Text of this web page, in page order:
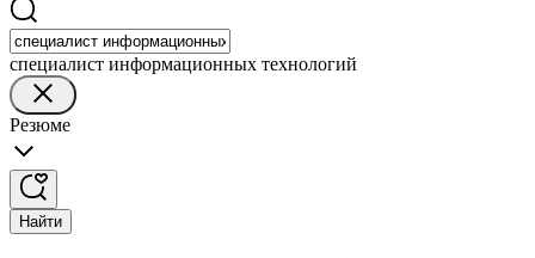
специалист информационных технологий
Резюме
Найти